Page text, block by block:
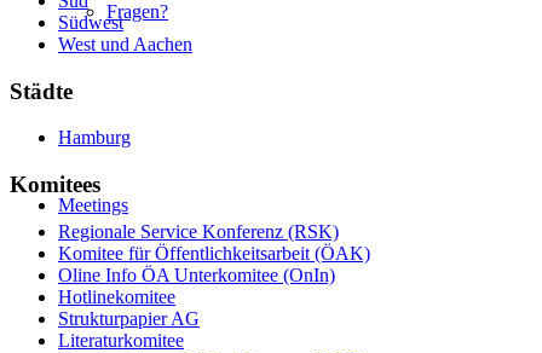
Fragen?
Meetings
Südwest
West und Aachen
Städte
Hamburg
Komitees
Regionale Service Konferenz (RSK)
Komitee für Öffentlichkeitsarbeit (ÖAK)
Oline Info ÖA Unterkomitee (OnIn)
Hotlinekomitee
Strukturpapier AG
Literaturkomitee